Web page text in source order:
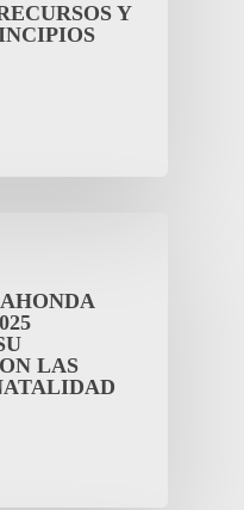
Y
LAS